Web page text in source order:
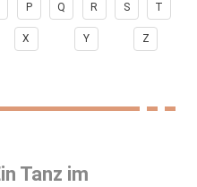
P Q R S T
X Y Z
Tanz im